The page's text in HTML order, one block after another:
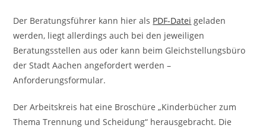
Der Beratungsführer kann hier als PDF-Datei geladen
werden, liegt allerdings auch bei den jeweiligen
Beratungsstellen aus oder kann beim Gleichstellungsbüro
der Stadt Aachen angefordert werden –
Anforderungsformular.
Der Arbeitskreis hat eine Broschüre „Kinderbücher zum
Thema Trennung und Scheidung“ herausgebracht. Die